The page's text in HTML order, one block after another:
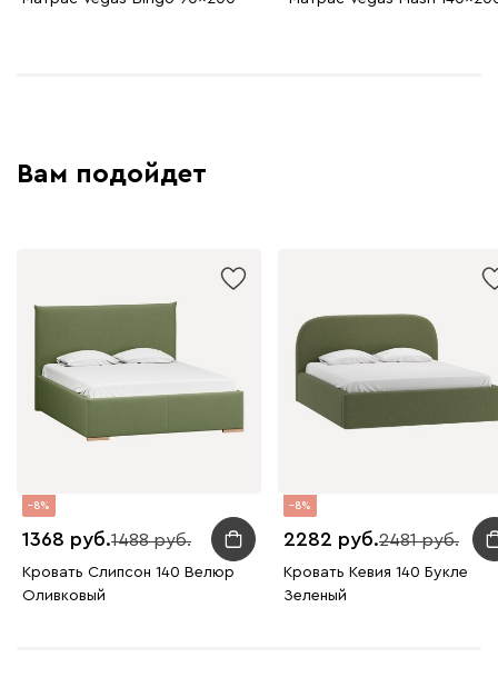
Вам подойдет
8
1368 1488
Кровать Слипсон 140 Велюр
Оливковый
8
2282 2481
Кровать Кевия 140 Букле
Зеленый